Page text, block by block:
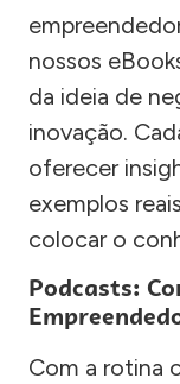
nossos
da ideia de
inovação.
oferecer
exemplos
colocar o
Podcasts:
Com a rotina